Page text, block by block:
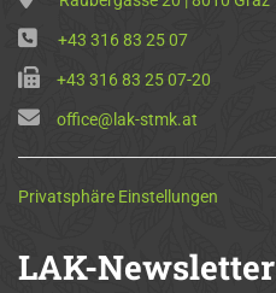
+43 316 83 25 07
+43 316 83 25 07-20
office@lak-stmk.at
Privatsphäre Einstellungen
LAK-Newsletter